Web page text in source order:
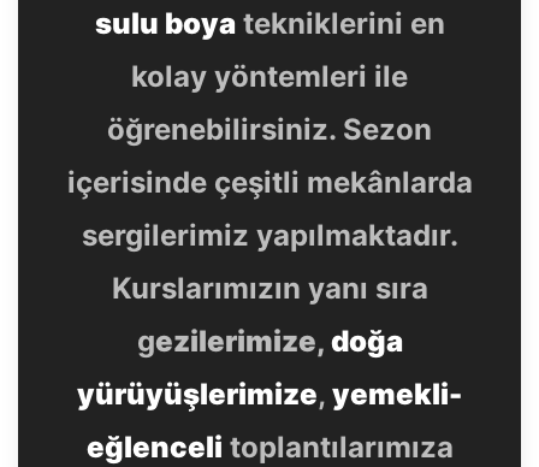
sulu boyatekniklerini en
kolay yöntemleri ile
öğrenebilirsiniz. Sezon
içerisinde çeşitli mekânlarda
sergilerimiz yapılmaktadır.
Kurslarımızın yanı sıra
gezilerimize, doğa
yürüyüşlerimize, yemekli-
eğlenceli toplantılarımıza